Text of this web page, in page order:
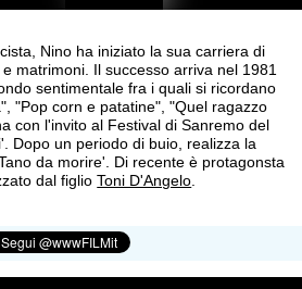
Nino ha iniziato la sua carriera di
matrimoni. Il successo arriva nel 1981
sentimentale fra i quali si ricordano
"Pop corn e patatine", "Quel ragazzo
con l'invito al Festival di Sanremo del
Dopo un periodo di buio, realizza la
da morire'. Di recente è protagonsta
dal figlioToni D'Angelo